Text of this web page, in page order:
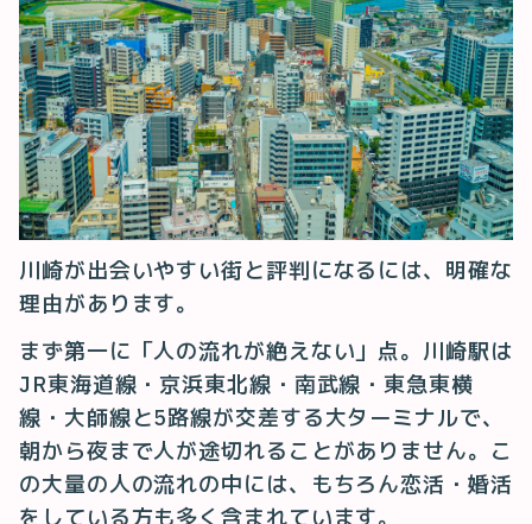
川崎が出会いやすい街と評判になるには、明確な
理由があります。
まず第一に「人の流れが絶えない」点。川崎駅は
JR東海道線・京浜東北線・南武線・東急東横
線・大師線と5路線が交差する大ターミナルで、
朝から夜まで人が途切れることがありません。こ
の大量の人の流れの中には、もちろん恋活・婚活
をしている方も多く含まれています。